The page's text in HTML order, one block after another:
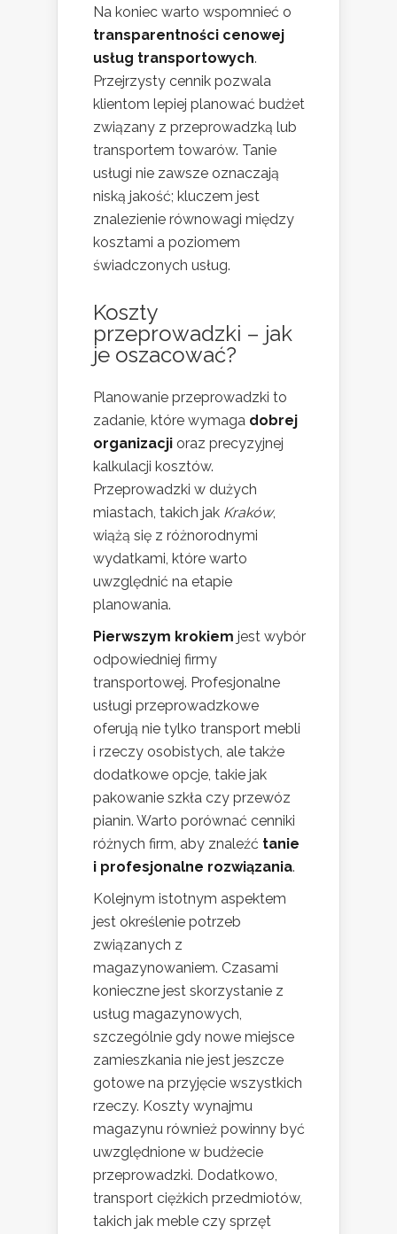
Na koniec warto wspomnieć o
transparentności cenowej
usług transportowych.
Przejrzysty cennik pozwala
klientom lepiej planować budżet
związany z przeprowadzką lub
transportem towarów. Tanie
usługi nie zawsze oznaczają
niską jakość; kluczem jest
znalezienie równowagi między
kosztami a poziomem
świadczonych usług.
Koszty
przeprowadzki – jak
je oszacować?
Planowanie przeprowadzki to
zadanie, które wymaga dobrej
organizacji oraz precyzyjnej
kalkulacji kosztów.
Przeprowadzki w dużych
miastach, takich jak Kraków,
wiążą się z różnorodnymi
wydatkami, które warto
uwzględnić na etapie
planowania.
Pierwszym krokiem jest wybór
odpowiedniej firmy
transportowej. Profesjonalne
usługi przeprowadzkowe
oferują nie tylko transport mebli
i rzeczy osobistych, ale także
dodatkowe opcje, takie jak
pakowanie szkła czy przewóz
pianin. Warto porównać cenniki
różnych firm, aby znaleźć tanie
i profesjonalne rozwiązania.
Kolejnym istotnym aspektem
jest określenie potrzeb
związanych z
magazynowaniem. Czasami
konieczne jest skorzystanie z
usług magazynowych,
szczególnie gdy nowe miejsce
zamieszkania nie jest jeszcze
gotowe na przyjęcie wszystkich
rzeczy. Koszty wynajmu
magazynu również powinny być
uwzględnione w budżecie
przeprowadzki. Dodatkowo,
transport ciężkich przedmiotów,
takich jak meble czy sprzęt